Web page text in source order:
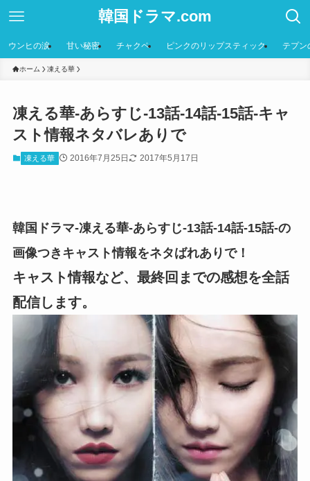
韓国ドラマ.com
ウンヒの涙 甘い秘密 チャクペ ピンクのリップスティック テプン
ホーム 凍える華
凍える華-あらすじ-13話-14話-15話-キャ
スト情報ネタバレありで
凍える華 2016年7月25日 2017年5月17日
韓国ドラマ-凍える華-あらすじ-13話-14話-15話-の
画像つきキャスト情報をネタばれありで！
キャスト情報など、最終回までの感想を全話
配信します。